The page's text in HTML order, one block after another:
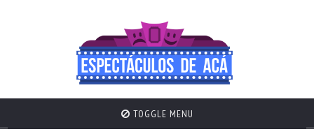
TOGGLE MENU